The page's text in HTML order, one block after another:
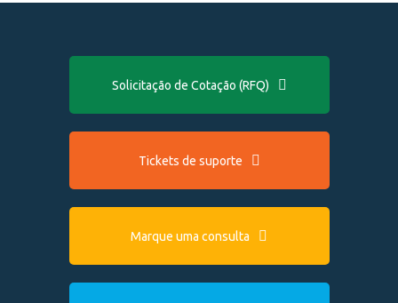
Solicitação de Cotação (RFQ)
Tickets de suporte
Marque uma consulta